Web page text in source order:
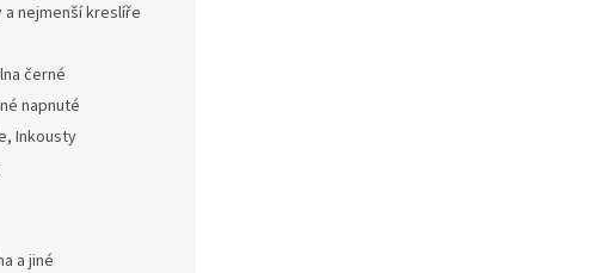
nejmenší kreslíře
černé
napnuté
Inkousty
a jiné